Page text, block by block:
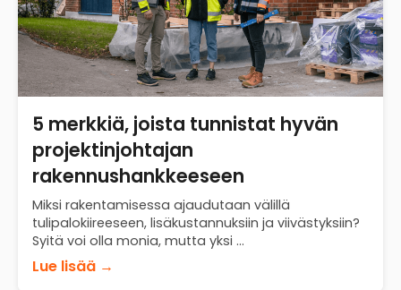
5 merkkiä, joista tunnistat hyvän
projektinjohtajan
rakennushankkeeseen
Miksi rakentamisessa ajaudutaan välillä
tulipalokiireeseen, lisäkustannuksiin ja viivästyksiin?
Syitä voi olla monia, mutta yksi ...
Lue lisää →